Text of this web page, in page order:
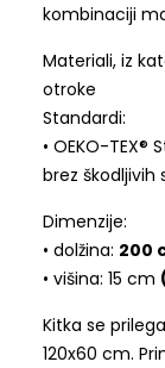
kombinaciji
Materiali, iz
otroke
Standardi:
• OEKO-
brez škodljivih
Dimenzije:
• dolžina: 200
• višina: 15 cm
Kitka se
120x60 cm.